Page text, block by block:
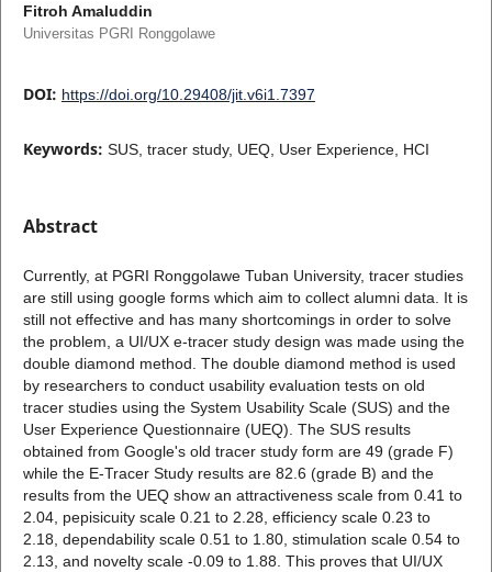
Fitroh Amaluddin
Universitas PGRI Ronggolawe
DOI: https://doi.org/10.29408/jit.v6i1.7397
Keywords: SUS, tracer study, UEQ, User Experience, HCI
Abstract
Currently, at PGRI Ronggolawe Tuban University, tracer studies
are still using google forms which aim to collect alumni data. It is
still not effective and has many shortcomings in order to solve
the problem, a UI/UX e-tracer study design was made using the
double diamond method. The double diamond method is used
by researchers to conduct usability evaluation tests on old
tracer studies using the System Usability Scale (SUS) and the
User Experience Questionnaire (UEQ). The SUS results
obtained from Google's old tracer study form are 49 (grade F)
while the E-Tracer Study results are 82.6 (grade B) and the
results from the UEQ show an attractiveness scale from 0.41 to
2.04, pepisicuity scale 0.21 to 2.28, efficiency scale 0.23 to
2.18, dependability scale 0.51 to 1.80, stimulation scale 0.54 to
2.13, and novelty scale -0.09 to 1.88. This proves that UI/UX